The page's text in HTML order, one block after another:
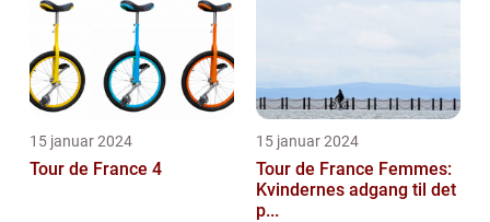
15 januar 2024
Tour de France 4
15 januar 2024
Tour de France Femmes:
Kvindernes adgang til det
p...